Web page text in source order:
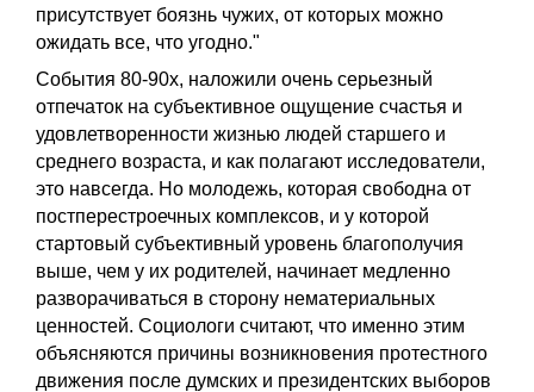
присутствует боязнь чужих, от которых можно
ожидать все, что угодно."
События 80-90х, наложили очень серьезный
отпечаток на субъективное ощущение счастья и
удовлетворенности жизнью людей старшего и
среднего возраста, и как полагают исследователи,
это навсегда. Но молодежь, которая свободна от
постперестроечных комплексов, и у которой
стартовый субъективный уровень благополучия
выше, чем у их родителей, начинает медленно
разворачиваться в сторону нематериальных
ценностей. Социологи считают, что именно этим
объясняются причины возникновения протестного
движения после думских и президентских выборов